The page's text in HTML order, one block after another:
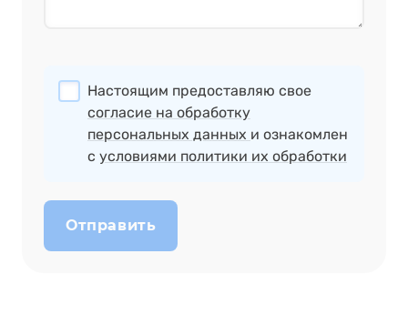
Настоящим предоставляю свое
согласие на обработку
персональных данных и ознакомлен
с условиями политики их обработки
Отправить